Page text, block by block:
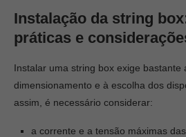
Instalação da string
práticas e
Instalar uma string box exige bastante
dimensionamento e à escolha dos
assim, é necessário considerar:
a corrente e a tensão máximas